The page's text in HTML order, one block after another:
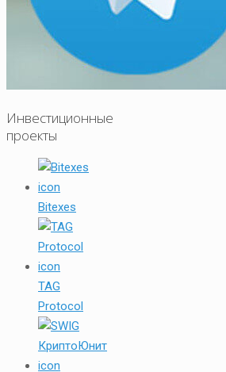
Инвестиционные
проекты
Bitexes
TAG
Protocol